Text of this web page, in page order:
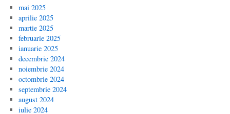
mai 2025
aprilie 2025
martie 2025
februarie 2025
ianuarie 2025
decembrie 2024
noiembrie 2024
octombrie 2024
septembrie 2024
august 2024
iulie 2024